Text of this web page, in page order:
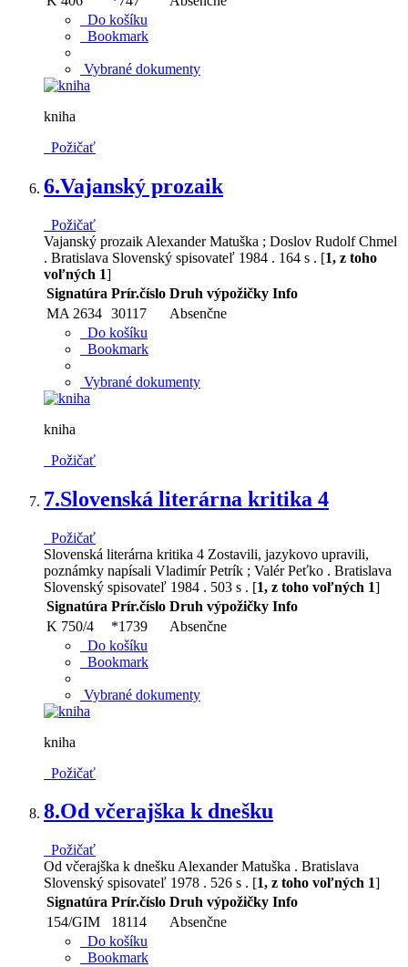
Do košíku
Bookmark
Vybrané dokumenty
kniha
Požičať
6.Vajanský prozaik
Požičať
Vajanský prozaik Alexander Matuška ; Doslov Rudolf Chmel
. Bratislava Slovenský spisovateľ 1984 . 164 s . [1, z toho
voľných 1]
Signatúra Prír.číslo Druh výpožičky Info
MA 2634 30117
Absenčne
Do košíku
Bookmark
Vybrané dokumenty
kniha
Požičať
7.Slovenská literárna kritika 4
Požičať
Slovenská literárna kritika 4 Zostavili, jazykovo upravili,
poznámky napísali Vladimír Petrík ; Valér Peťko . Bratislava
Slovenský spisovateľ 1984 . 503 s . [1, z toho voľných 1]
Signatúra Prír.číslo Druh výpožičky Info
K 750/4
*1739
Absenčne
Do košíku
Bookmark
Vybrané dokumenty
kniha
Požičať
8.Od včerajška k dnešku
Požičať
Od včerajška k dnešku Alexander Matuška . Bratislava
Slovenský spisovateľ 1978 . 526 s . [1, z toho voľných 1]
Signatúra Prír.číslo Druh výpožičky Info
154/GIM
18114
Absenčne
Do košíku
Bookmark